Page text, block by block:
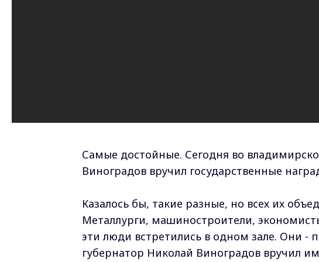
Самые достойные. Сегодня во
Виноградов вручил государственные
Казалось бы, такие разные, но всех их
Металлурги, машиностроители,
эти люди встретились в одном зале. Они -
губернатор Николай Виноградов вручил